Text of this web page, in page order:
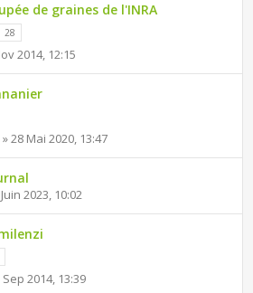
de graines de l'INRA
28
2014, 12:15
» 28 Mai 2020, 13:47
2023, 10:02
Sep 2014, 13:39